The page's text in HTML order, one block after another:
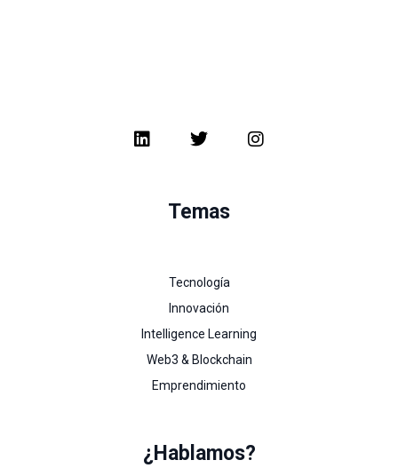
Temas
Tecnología
Innovación
Intelligence Learning
Web3 & Blockchain
Emprendimiento
¿Hablamos?